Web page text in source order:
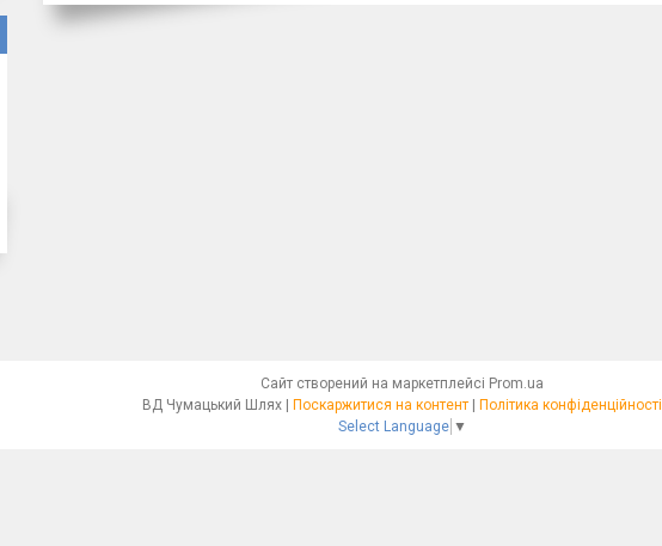
Сайт створений на маркетплейсі Prom.ua
ВД Чумацький Шлях | Поскаржитися на контент | Політика конфіденційності
Select Language ▼